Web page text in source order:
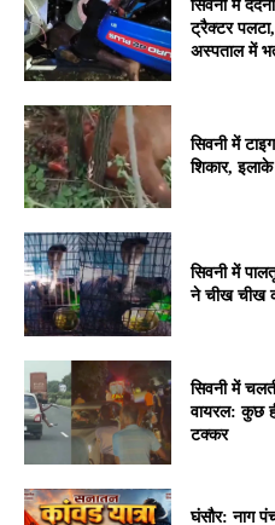
सिवनी में
ट्रैक्टर
अस्पताल में
सिवनी में
शिकार,
सिवनी में
ने चीख चीख
सिवनी में
वायरल: कुछ
टक्कर
घंसौर: नाग